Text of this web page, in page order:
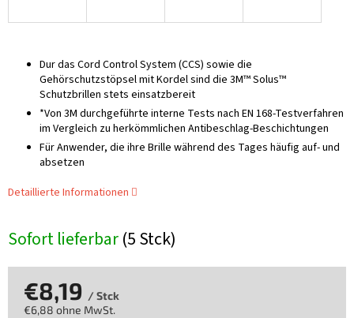
Sofort lieferbar(5 Stck)
Dur das Cord Control System (CCS) sowie die
Gehörschutzstöpsel mit Kordel sind die 3M™ Solus™
Schutzbrillen stets einsatzbereit
*Von 3M durchgeführte interne Tests nach EN 168-Testverfahren
im Vergleich zu herkömmlichen Antibeschlag-Beschichtungen
Für Anwender, die ihre Brille während des Tages häufig auf- und
absetzen
Detaillierte Informationen
€8,19 / Stck
€6,88 ohne MwSt.